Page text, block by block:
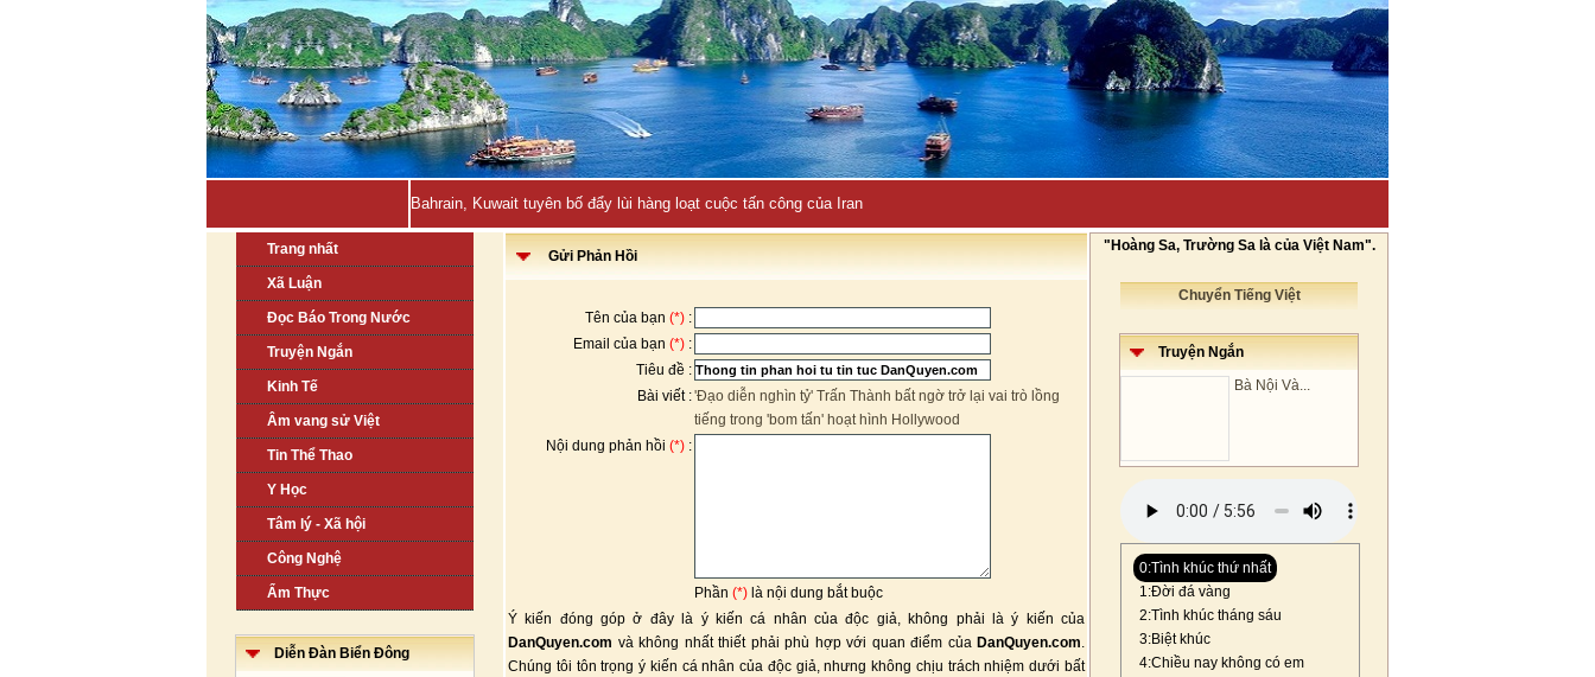
Bahrain, Kuwait tuyên bố đẩy lùi hàng loạt cuộc tấn công của Iran
Trang nhất
Xã Luận
Đọc Báo Trong Nước
Truyện Ngắn
Kinh Tế
Âm vang sử Việt
Tin Thể Thao
Y Học
Tâm lý - Xã hội
Công Nghệ
Ẩm Thực
Diễn Đàn Biển Đông
Gửi Phản Hồi
Tên của bạn (*) :
Email của bạn (*) :
Tiêu đề :
Bài viết :'Đạo diễn nghìn tỷ' Trấn Thành bất ngờ trở lại vai trò lồng
tiếng trong 'bom tấn' hoạt hình Hollywood
Nội dung phản hồi (*) :
Phần (*) là nội dung bắt buộc
Ý kiến đóng góp ở đây là ý kiến cá nhân của độc giả, không phải là ý kiến của
DanQuyen.com và không nhất thiết phải phù hợp với quan điểm của DanQuyen.com.
Chúng tôi tôn trọng ý kiến cá nhân của độc giả, nhưng không chịu trách nhiệm dưới bất
"Hoàng Sa, Trường Sa là của Việt Nam".
Chuyển Tiếng Việt
Truyện Ngắn
Bà Nội Và...
0:Tình khúc thứ nhất
1:Đời đá vàng
2:Tình khúc tháng sáu
3:Biệt khúc
4:Chiều nay không có em